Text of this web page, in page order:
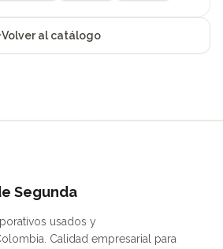
Volver al catálogo
Segunda
usados y
Calidad empresarial para